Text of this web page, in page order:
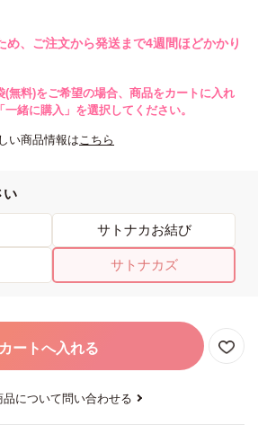
め、ご注文から発送まで4週間ほどかかり
(無料)をご希望の場合、商品をカートに入れ
一緒に購入」を選択してください。
い商品情報はこちら
い
サトナカお結び
サトナカズ
カートへ入れる
品について問い合わせる